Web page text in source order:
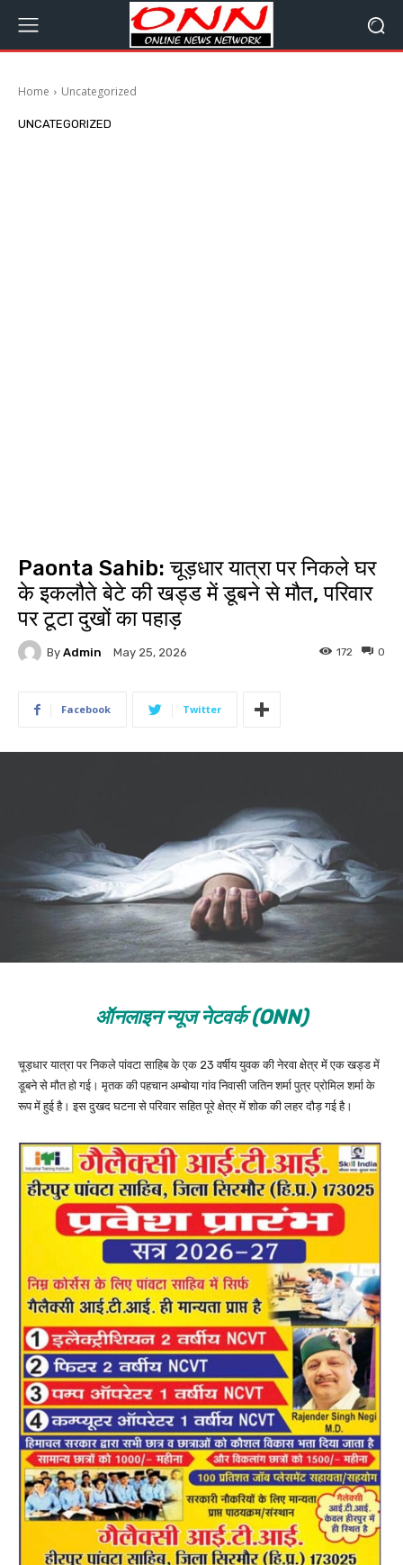
Home Uncategorized
UNCATEGORIZED
Paonta Sahib: चूड़धार यात्रा पर निकले घर
के इकलौते बेटे की खड्ड में डूबने से मौत, परिवार
पर टूटा दुखों का पहाड़
By Admin May 25, 2026 0
172
Facebook Twitter
ऑनलाइन न्यूज नेटवर्क (ONN)
चूड़धार यात्रा पर निकले पांवटा साहिब के एक 23 वर्षीय युवक की नेरवा क्षेत्र में एक खड्ड में
डूबने से मौत हो गई। मृतक की पहचान अम्बोया गांव निवासी जतिन शर्मा पुत्र प्रोमिल शर्मा के
रूप में हुई है। इस दुखद घटना से परिवार सहित पूरे क्षेत्र में शोक की लहर दौड़ गई है।